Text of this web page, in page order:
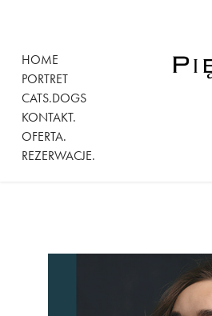
HOME
PORTRET
CATS.DOGS
KONTAKT.
OFERTA.
REZERWACJE.